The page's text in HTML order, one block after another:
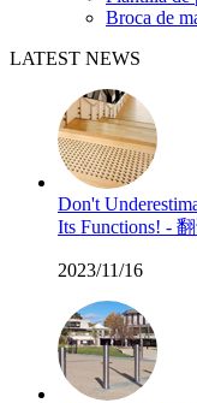
Broca de
LATEST NEWS
Don't
Its Functions! -
2023/11/16